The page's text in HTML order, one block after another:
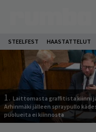
STEELFEST HAASTATTELUT
1. Laittomasta graffitista kiinni
Arhinmäki jälleen spraypullo
puolueita ei kiinnosta